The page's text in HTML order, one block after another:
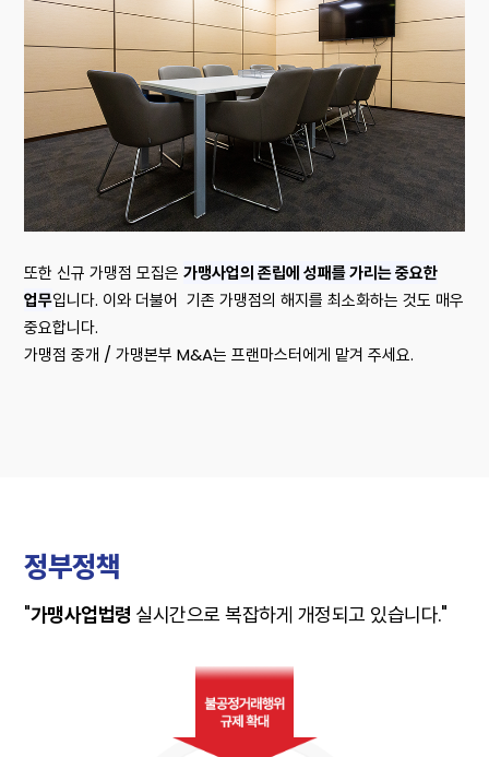
또한 신규 가맹점 모집은가맹사업의 존립에 성패를 가리는 중요한
업무입니다. 이와 더불어 기존 가맹점의 해지를 최소화하는 것도 매우
중요합니다.
가맹점 중개 / 가맹본부 M&A는 프랜마스터에게 맡겨 주세요.
정부정책
"가맹사업법령 실시간으로 복잡하게 개정되고 있습니다."